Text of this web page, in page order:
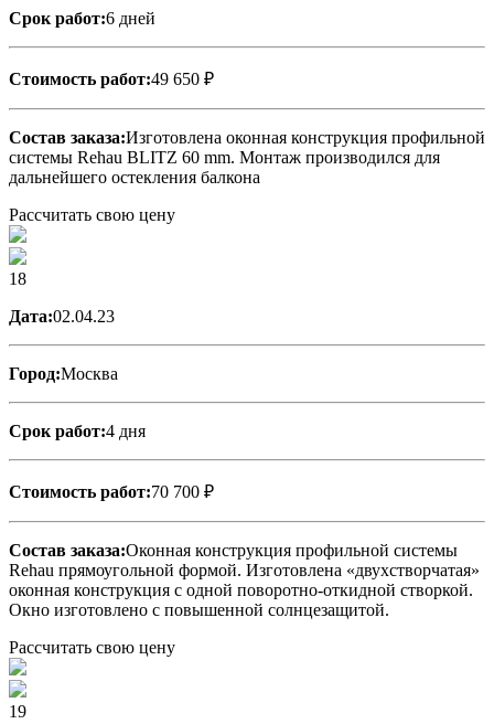
Срок работ:6 дней
Стоимость работ:49 650 ₽
Состав заказа:Изготовлена оконная конструкция профильной
системы Rehau BLITZ 60 mm. Монтаж производился для
дальнейшего остекления балкона
Рассчитать свою цену
18
Дата:02.04.23
Город:Москва
Срок работ:4 дня
Стоимость работ:70 700 ₽
Состав заказа:Оконная конструкция профильной системы
Rehau прямоугольной формой. Изготовлена «двухстворчатая»
оконная конструкция с одной поворотно-откидной створкой.
Окно изготовлено с повышенной солнцезащитой.
Рассчитать свою цену
19